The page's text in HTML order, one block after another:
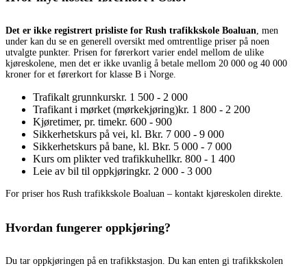
Det er ikke registrert prisliste for Rush trafikkskole Boaluan, men
under kan du se en generell oversikt med omtrentlige priser på noen
utvalgte punkter. Prisen for førerkort varier endel mellom de ulike
kjøreskolene, men det er ikke uvanlig å betale mellom 20 000 og 40 000
kroner for et førerkort for klasse B i Norge.
Trafikalt grunnkurskr. 1 500 - 2 000
Trafikant i mørket (mørkekjøring)kr. 1 800 - 2 200
Kjøretimer, pr. timekr. 600 - 900
Sikkerhetskurs på vei, kl. Bkr. 7 000 - 9 000
Sikkerhetskurs på bane, kl. Bkr. 5 000 - 7 000
Kurs om plikter ved trafikkuhellkr. 800 - 1 400
Leie av bil til oppkjøringkr. 2 000 - 3 000
For priser hos Rush trafikkskole Boaluan – kontakt kjøreskolen direkte.
Hvordan fungerer oppkjøring?
Du tar oppkjøringen på en trafikkstasjon. Du kan enten gi trafikkskolen